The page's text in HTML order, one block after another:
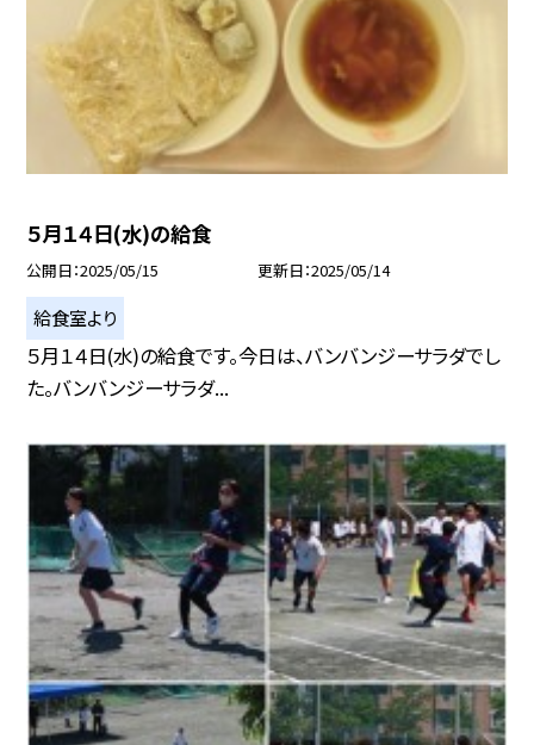
５月１４日(水)の給食
公開日 2025/05/15 更新日 2025/05/14
給食室より
５月１４日(水)の給食です。今日は、バンバンジーサラダでし
た。バンバンジーサラダ...